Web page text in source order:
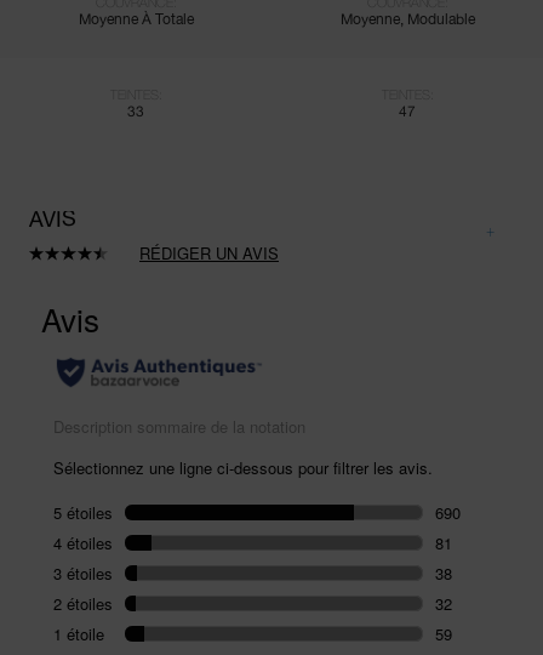
Moyenne À Totale
33
Moyenne, Modulable
47
AVIS
RÉDIGER UN AVIS